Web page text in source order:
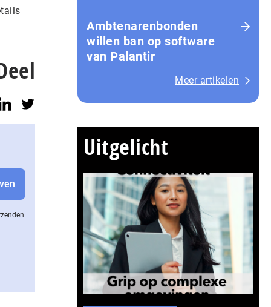
Ambtenarenbonden
willen ban op software
van Palantir
Meer artikelen
Uitgelicht